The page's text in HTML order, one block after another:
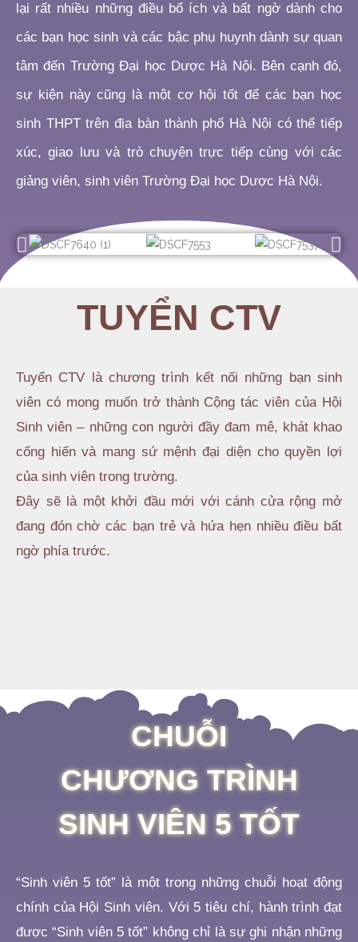
lại rất nhiều những điều bổ ích và bất ngờ dành cho
các bạn học sinh và các bậc phụ huynh dành sự quan
tâm đến Trường Đại học Dược Hà Nội. Bên cạnh đó,
sự kiện này cũng là một cơ hội tốt để các bạn học
sinh THPT trên địa bàn thành phố Hà Nội có thể tiếp
xúc, giao lưu và trò chuyện trực tiếp cùng với các
giảng viên, sinh viên Trường Đại học Dược Hà Nội.
TUYỂN CTV
Tuyển CTV là chương trình kết nối những bạn sinh
viên có mong muốn trở thành Cộng tác viên của Hội
Sinh viên – những con người đầy đam mê, khát khao
cống hiến và mang sứ mệnh đại diện cho quyền lợi
của sinh viên trong trường.
Đây sẽ là một khởi đầu mới với cánh cửa rộng mở
đang đón chờ các bạn trẻ và hứa hẹn nhiều điều bất
ngờ phía trước.
CHUỖI
CHƯƠNG TRÌNH
SINH VIÊN 5 TỐT
“Sinh viên 5 tốt” là một trong những chuỗi hoạt động
chính của Hội Sinh viên. Với 5 tiêu chí, hành trình đạt
được “Sinh viên 5 tốt” không chỉ là sự ghi nhận những